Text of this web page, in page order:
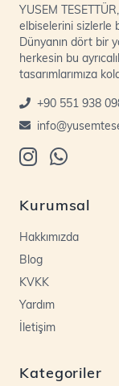
YUSEM
elbiselerini sizlerle
Dünyanın dört bir
herkesin bu
tasarımlarımıza
+90 551 938
Kurumsal
Hakkımızda
Blog
KVKK
Yardım
İletişim
Kategoriler